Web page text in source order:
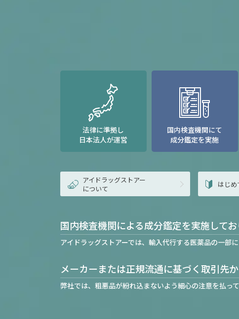
法律に準拠し
日本法人が運営
国内検査機関にて
成分鑑定を実施
アイドラッグストアー
について
はじ
国内検査機関による成分鑑定を実施して
アイドラッグストアーでは、輸入代行する医薬品の一部
メーカーまたは正規流通に基づく取引先
弊社では、粗悪品が紛れ込まないよう細心の注意を払って